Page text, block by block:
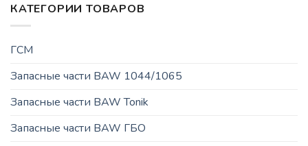
КАТЕГОРИИ ТОВАРОВ
ГСМ
Запасные части BAW 1044/1065
Запасные части BAW Tonik
Запасные части BAW ГБО